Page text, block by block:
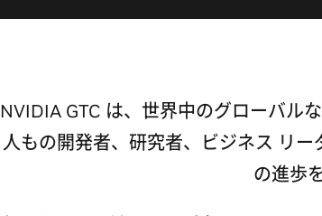
NVIDIA GTC は、世界中のグローバル
人もの開発者、研究者、ビジネス リ
の進歩